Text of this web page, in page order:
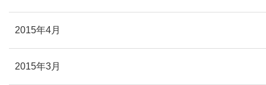
2015年4月
2015年3月